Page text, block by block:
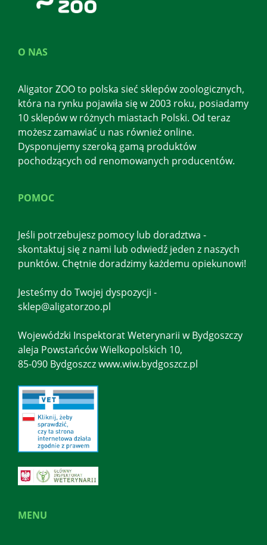
O NAS
Aligator ZOO to polska sieć sklepów zoologicznych,
która na rynku pojawiła się w 2003 roku, posiadamy
10 sklepów w różnych miastach Polski. Od teraz
możesz zamawiać u nas również online.
Dysponujemy szeroką gamą produktów
pochodzących od renomowanych producentów.
MENU
POMOC
Jeśli potrzebujesz pomocy lub doradztwa -
skontaktuj się z nami lub odwiedź jeden z naszych
punktów. Chętnie doradzimy każdemu opiekunowi!
Jesteśmy do Twojej dyspozycji -
sklep@aligatorzoo.pl
Wojewódzki Inspektorat Weterynarii w Bydgoszczy
aleja Powstańców Wielkopolskich 10,
85-090 Bydgoszcz www.wiw.bydgoszcz.pl